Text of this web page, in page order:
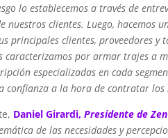
lo establecemos a través de
nuestros clientes. Luego, hacemos
principales clientes, proveedores
caracterizamos por armar trajes a
especializadas en cada
confianza a la hora de contratar los
Daniel Girardi,Presidente de
de las necesidades y